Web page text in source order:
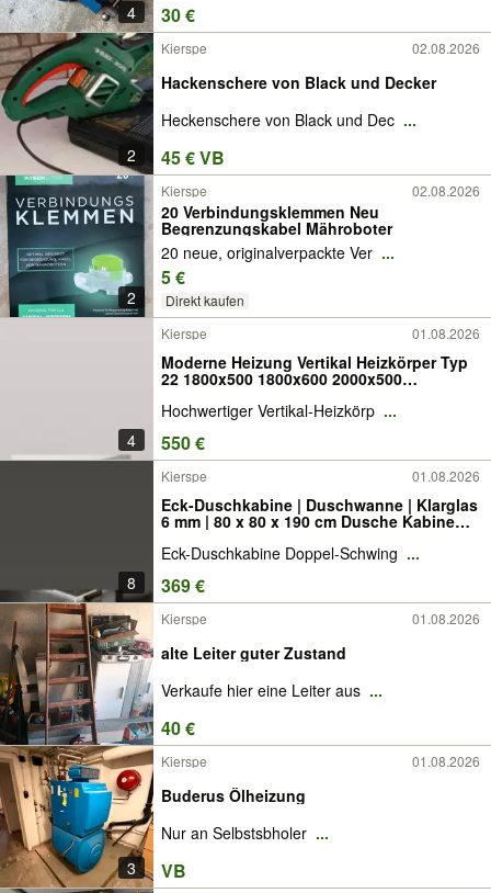
4 30 €
2
Kierspe 02.08.2026
Hackenschere von Black und Decker
Heckenschere von Black und Dec ...
45 € VB
2
Kierspe 02.08.2026
20 Verbindungsklemmen Neu
Begrenzungskabel Mähroboter
20 neue, originalverpackte Ver ...
5 €
Direkt kaufen
4
Kierspe 01.08.2026
Moderne Heizung Vertikal Heizkörper Typ
22 1800x500 1800x600 2000x500
Badheizkörper, Wohnraumheizkörper,
Heizkörper Stahl Europa Radiator Watt
Hoch Flach NEU
Hochwertiger Vertikal-Heizkörp ...
550 €
8
Kierspe 01.08.2026
Eck-Duschkabine | Duschwanne | Klarglas
6 mm | 80 x 80 x 190 cm Dusche Kabine
schwingtür Doppeltür Klarglas
Badezimmer Bad Magnet Nano
Beschichtung ESG Glas 6mm 8mm Toilette
Neu Armatur Grohe NEU
Eck-Duschkabine Doppel-Schwing ...
369 €
Kierspe 01.08.2026
alte Leiter guter Zustand
Verkaufe hier eine Leiter aus ...
40 €
3
Kierspe 01.08.2026
Buderus Ölheizung
Nur an Selbstsbholer ...
VB